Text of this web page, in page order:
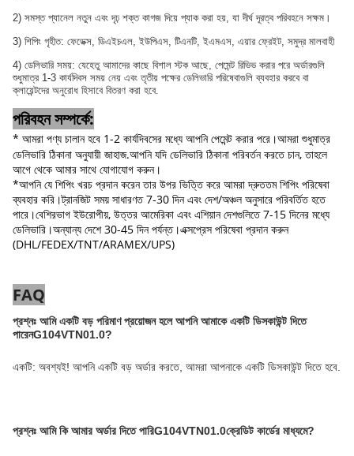
2) সমস্ত প্যানেল নতুন এবং দৃঢ় শক্ত কাগজ দিয়ে প্যাক করা হয়, যা দীর্ঘ দূরত্ব পরিবহনে সক্ষম।
3) শিপিং গৃহীত: ফেডেক্স, ডিএইচএল, ইউপিএস, টিএনটি, ইএমএস, এয়ার ফ্রেইট, সমুদ্র মালবাহী
4) ডেলিভারি সময়: যেহেতু আমাদের কাছে বিশাল স্টক আছে, পেমেন্ট রিভিভ করার পরে অর্ডারগুলি
শুধুমাত্র 1-3 কার্যদিবস সময় নেয় এবং তৃতীয় পক্ষের ডেলিভারি পরিষেবাগুলি ব্যবহার করবে বা
ক্লায়েন্টদের অনুরোধ হিসাবে বিতরণ করা হবে.
পরিবহন সম্পর্কে:
* আমরা পণ্য চালান হবে 1-2 কার্যদিবসের মধ্যে আপনি পেমেন্ট করার পরে।আমরা শুধুমাত্র
ডেলিভারি ঠিকানা অনুযায়ী জাহাজ.আপনি যদি ডেলিভারি ঠিকানা পরিবর্তন করতে চান, তাহলে
আগে থেকে আমার সাথে যোগাযোগ করুন।
*আপনি যে শিপিং খরচ প্রদান করেন তার উপর ভিত্তি করে আমরা দ্রুততম শিপিং পরিষেবা
ব্যবহার করি।ট্রানজিট সময় সাধারণত 7-30 দিন এবং দেশ/অঞ্চল অনুসারে পরিবর্তিত হতে
পারে।বেশিরভাগ ইউরোপীয়, উত্তর আমেরিকা এবং এশিয়ান দেশগুলিতে 7-15 দিনের মধ্যে
ডেলিভারি।অন্যান্য দেশে 30-45 দিন পর্যন্ত।এক্সপ্রেস পরিষেবা প্রদান করুন
(DHL/FEDEX/TNT/ARAMEX/UPS)
FAQ
প্রশ্নঃ আমি একটি বড় পরিমাণ প্রয়োজন হলে আপনি আমাকে একটি ডিসকাউন্ট দিতে
পারেনG104VTN01.0?
একটি: অবশ্যই! আপনি একটি বড় অর্ডার করতে, আমরা আপনাকে একটি ডিসকাউন্ট দিতে হবে.
প্রশ্নঃ আমি কি আমার অর্ডার দিতে পারিG104VTN01.0ক্রেডিট কার্ডের মাধ্যমে?